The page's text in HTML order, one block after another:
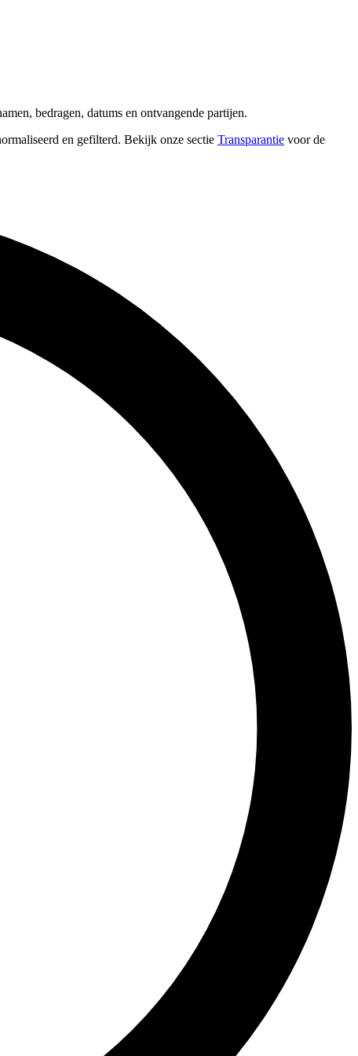
bedragen, datums en ontvangende partijen.
en gefilterd. Bekijk onze sectie Transparantie voor de